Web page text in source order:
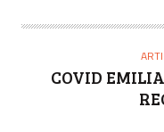
T
COVID